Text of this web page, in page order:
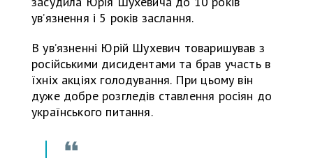
увʼязнення і 5 років заслання.
В увʼязненні Юрій Шухевич товаришував з
російськими дисидентами та брав участь в
їхніх акціях голодування. При цьому він
дуже добре розгледів ставлення росіян до
українського питання.